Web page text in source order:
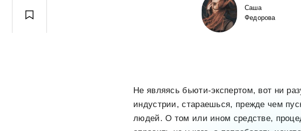
Саша
Федорова
Не являясь бьюти-экспертом, вот ни
индустрии, стараешься, прежде чем
людей. О том или ином средстве,